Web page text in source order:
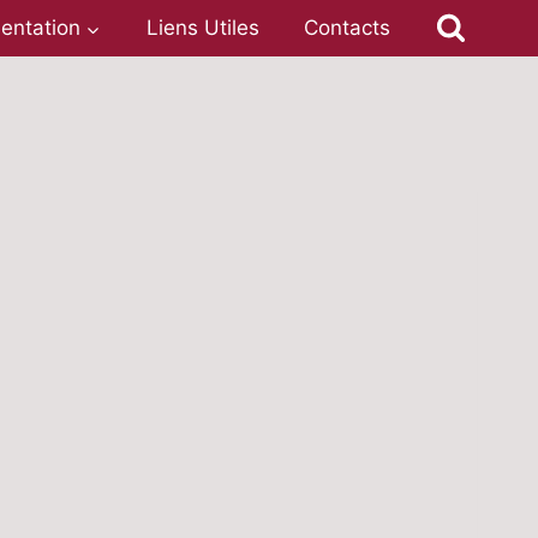
Liens Utiles Contacts